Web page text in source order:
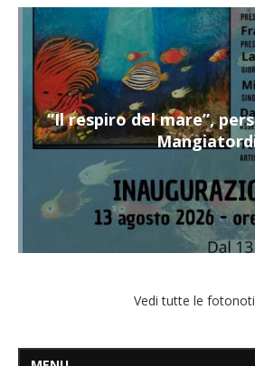
“Il respiro del mare”,
Mangiatordi
Vedi tutte le